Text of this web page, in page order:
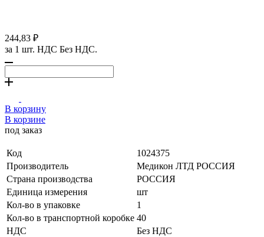
244,83 ₽
за 1 шт. НДС Без НДС.
В корзину
В корзине
под заказ
Код
1024375
Производитель
Медикон ЛТД РОССИЯ
Страна производства
РОССИЯ
Единица измерения
шт
Кол-во в упаковке
1
Кол-во в транспортной коробке 40
НДС
Без НДС